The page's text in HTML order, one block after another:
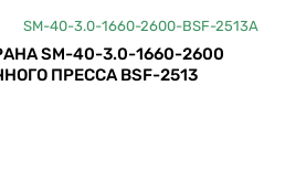
SM-40-3.0-1660-2600-BSF-2513A
SM-40-3.0-1660-2600
ПРЕССА BSF-2513